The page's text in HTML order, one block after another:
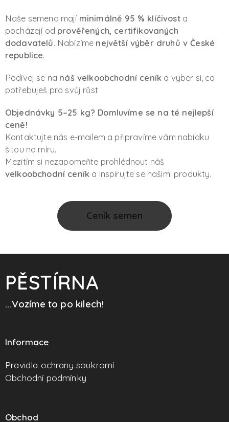
Naše semena mají minimálně 95 % klíčivosta
pocházejí od prověřených, certifikovaných
dodavatelů. Nabízíme největší výběr druhů v České
republice.
Podívej se na náš velkoobchodní ceník a vyber si, co
potřebuješ pro svůj růst
Objednávky 5–25 kg? Domluvíme se na té nejlepší
ceně!
Kontaktujte nás e-mailem a připravíme vám nabídku
šitou na míru.
Mezitím si nezapomeňte prohlédnout náš
velkoobchodní ceník a inspirujte se našimi produkty.
Ceník semen
PĚSTÍRNA
...Vozíme to po kilech!
Informace
Pravidla ochrany soukromí
Obchodní podmínky
Obchod